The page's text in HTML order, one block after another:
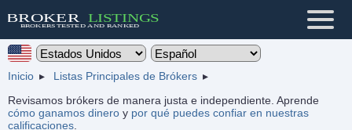
Inicio
Listas Principales de Brókers
Revisamos brókers de manera justa e independiente. Aprende
cómo ganamos dinero y por qué puedes confiar en nuestras
calificaciones